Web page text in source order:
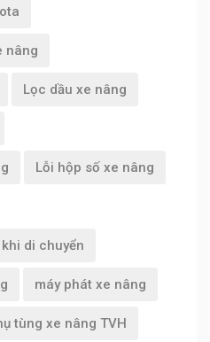
nâng
Lọc dầu xe nâng
Lỗi hộp số xe nâng
di chuyển
máy phát xe nâng
tùng xe nâng TVH